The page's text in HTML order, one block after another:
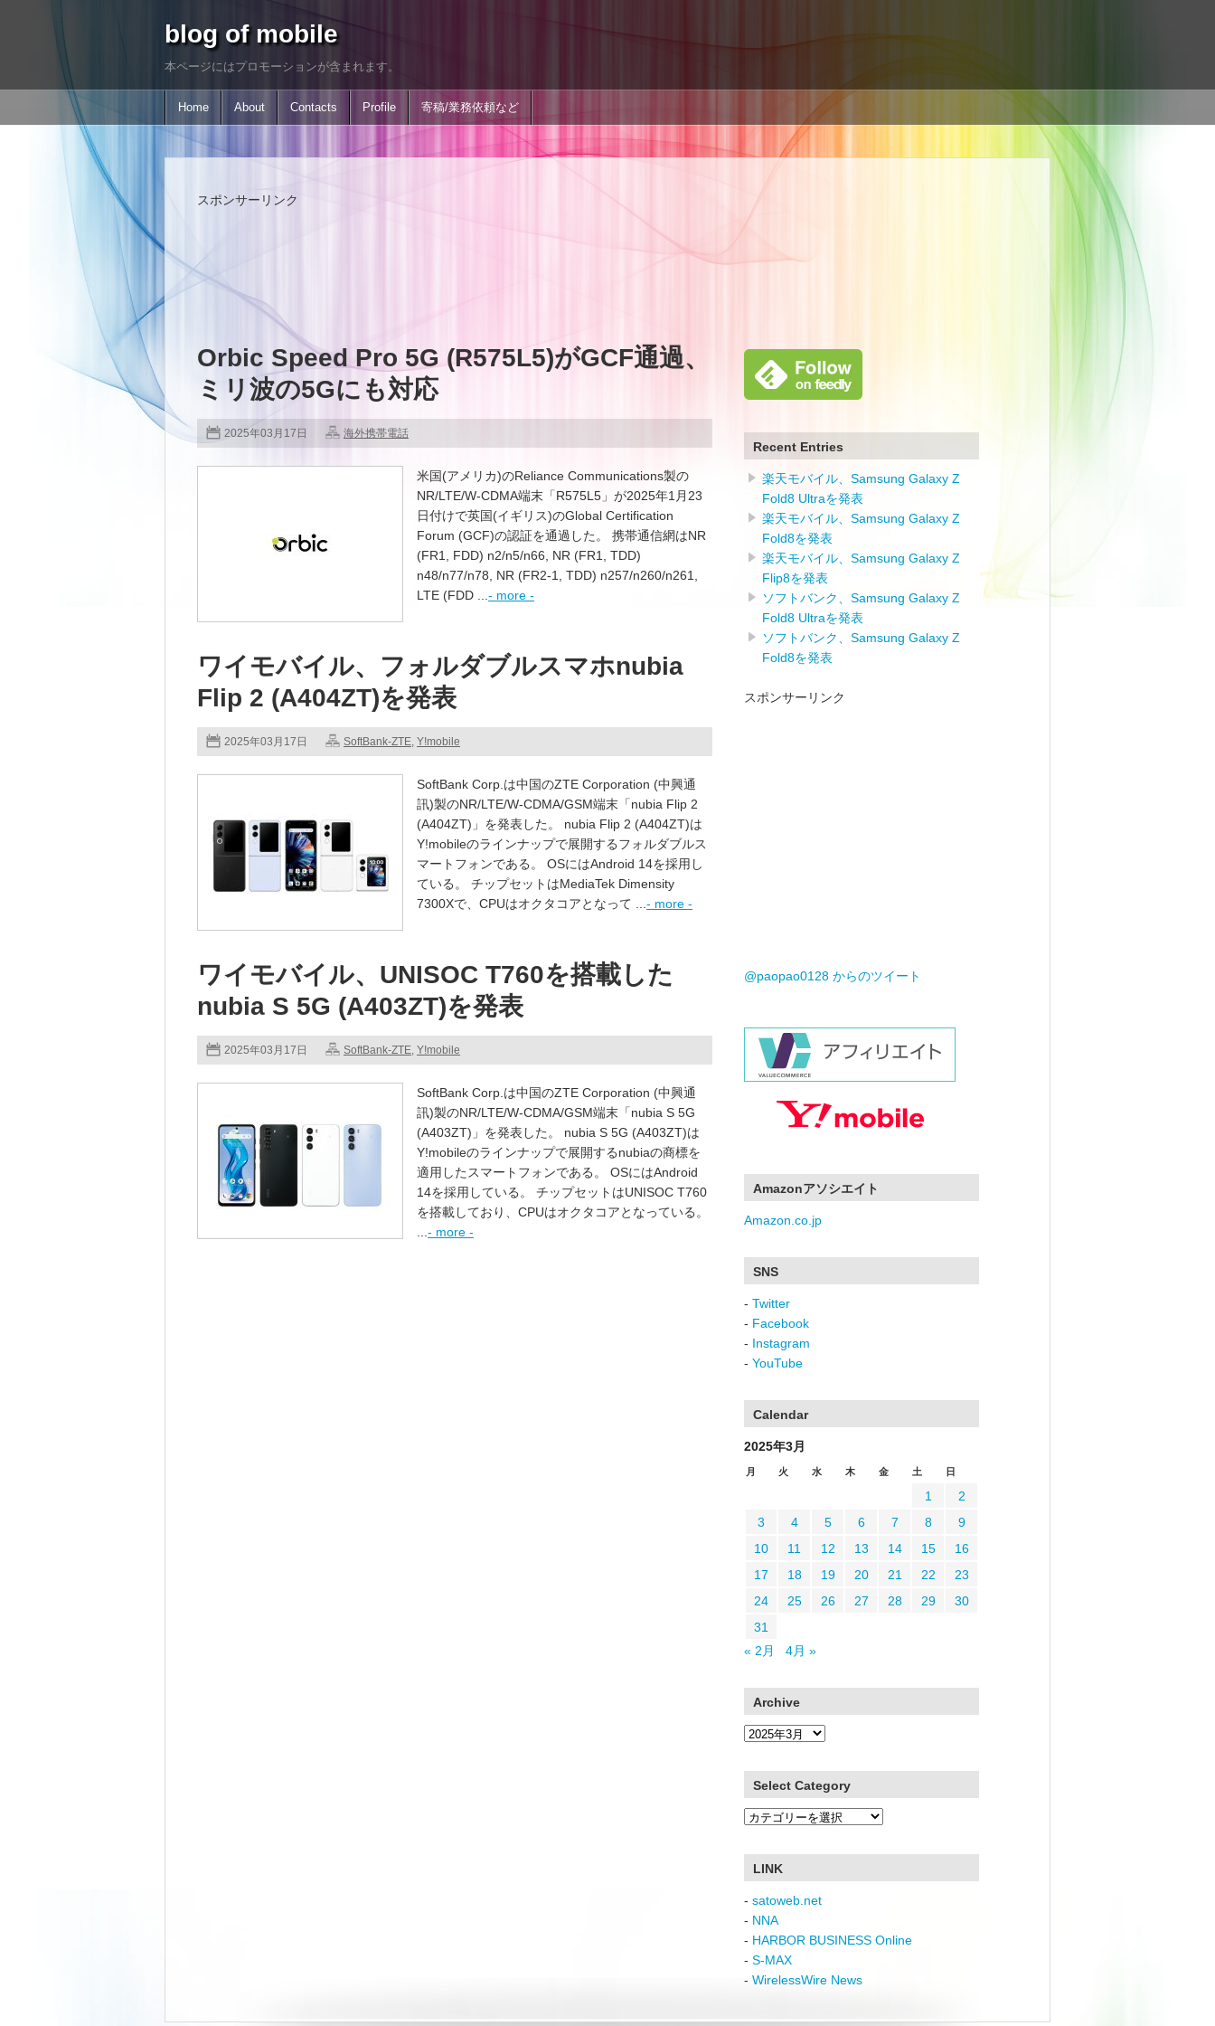
blog of mobile
本ページにはプロモーションが含まれます。
Home About Contacts Profile 寄稿/業務依頼など
スポンサーリンク
Orbic Speed Pro 5G (R575L5)がGCF通過、
ミリ波の5Gにも対応
2025年03月17日 海外携帯電話
米国(アメリカ)のReliance Communications製の
NR/LTE/W-CDMA端末「R575L5」が2025年1月23
日付けで英国(イギリス)のGlobal Certification
Forum (GCF)の認証を通過した。 携帯通信網はNR
(FR1, FDD) n2/n5/n66, NR (FR1, TDD)
n48/n77/n78, NR (FR2-1, TDD) n257/n260/n261,
LTE (FDD ... - more -
ワイモバイル、フォルダブルスマホnubia
Flip 2 (A404ZT)を発表
2025年03月17日 SoftBank-ZTE, Y!mobile
SoftBank Corp.は中国のZTE Corporation (中興通
訊)製のNR/LTE/W-CDMA/GSM端末「nubia Flip 2
(A404ZT)」を発表した。 nubia Flip 2 (A404ZT)は
Y!mobileのラインナップで展開するフォルダブルス
マートフォンである。 OSにはAndroid 14を採用し
ている。 チップセットはMediaTek Dimensity
7300Xで、CPUはオクタコアとなって ... - more -
ワイモバイル、UNISOC T760を搭載した
nubia S 5G (A403ZT)を発表
2025年03月17日 SoftBank-ZTE, Y!mobile
SoftBank Corp.は中国のZTE Corporation (中興通
訊)製のNR/LTE/W-CDMA/GSM端末「nubia S 5G
(A403ZT)」を発表した。 nubia S 5G (A403ZT)は
Y!mobileのラインナップで展開するnubiaの商標を
適用したスマートフォンである。 OSにはAndroid
14を採用している。 チップセットはUNISOC T760
を搭載しており、CPUはオクタコアとなっている。
- more -
Recent Entries
楽天モバイル、Samsung Galaxy Z
Fold8 Ultraを発表
楽天モバイル、Samsung Galaxy Z
Fold8を発表
楽天モバイル、Samsung Galaxy Z
Flip8を発表
ソフトバンク、Samsung Galaxy Z
Fold8 Ultraを発表
ソフトバンク、Samsung Galaxy Z
Fold8を発表
スポンサーリンク
@paopao0128 からのツイート
Amazonアソシエイト
Amazon.co.jp
SNS
- Twitter
- Facebook
- Instagram
- YouTube
Calendar
2025年3月
月 火 水 木 金 土 日
1
2
3
4 5 6 7 8
9
10
11 12 13 14 15
16
17
18 19 20 21 22
23
24
25 26 27 28 29
30
31
« 2月
4月 »
Archive
Archive
Select Category
Select
LINK
- satoweb.net
- NNA
- HARBOR BUSINESS Online
- S-MAX
- WirelessWire News